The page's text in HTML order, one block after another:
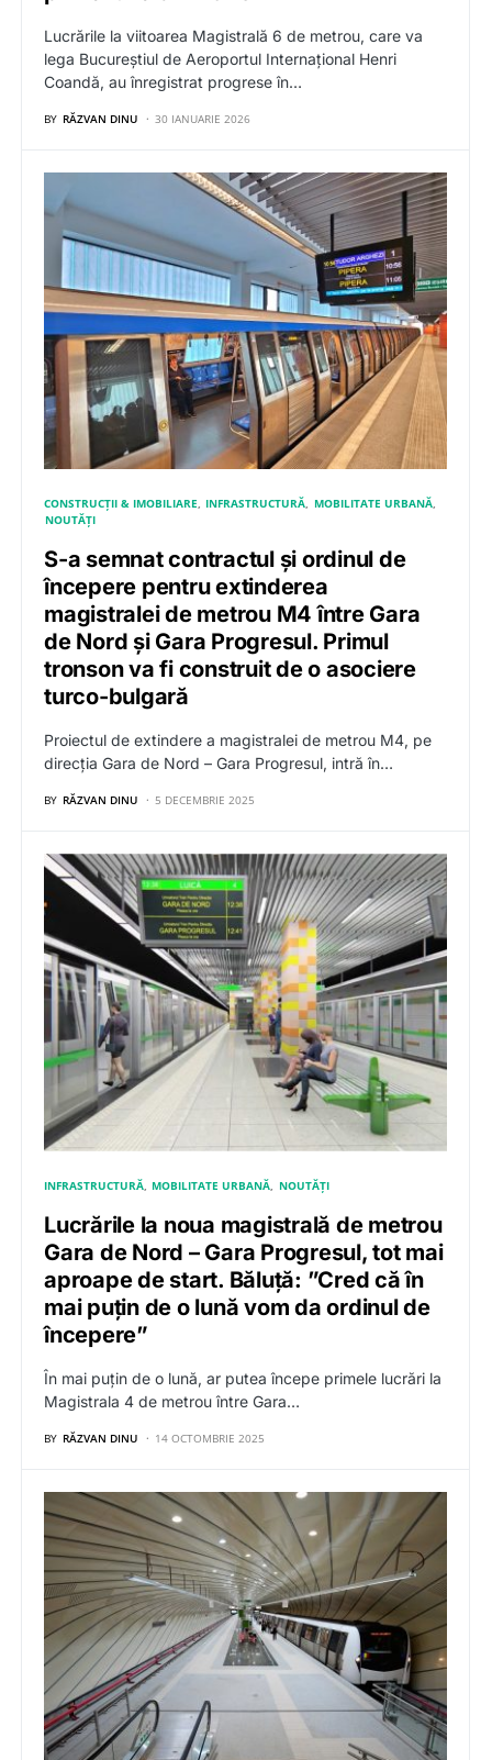
Lucrările la viitoarea Magistrală 6 de metrou, care va
lega Bucureștiul de Aeroportul Internațional Henri
Coandă, au înregistrat progrese în…
BY RĂZVAN DINU 30 IANUARIE 2026
CONSTRUCȚII & IMOBILIARE INFRASTRUCTURĂ MOBILITATE URBANĂ
NOUTĂȚI
S-a semnat contractul și ordinul de
începere pentru extinderea
magistralei de metrou M4 între Gara
de Nord și Gara Progresul. Primul
tronson va fi construit de o asociere
turco-bulgară
Proiectul de extindere a magistralei de metrou M4, pe
direcția Gara de Nord – Gara Progresul, intră în…
BY RĂZVAN DINU 5 DECEMBRIE 2025
INFRASTRUCTURĂ MOBILITATE URBANĂ NOUTĂȚI
Lucrările la noua magistrală de metrou
Gara de Nord – Gara Progresul, tot mai
aproape de start. Băluță: ”Cred că în
mai puțin de o lună vom da ordinul de
începere”
În mai puțin de o lună, ar putea începe primele lucrări la
Magistrala 4 de metrou între Gara…
BY RĂZVAN DINU 14 OCTOMBRIE 2025